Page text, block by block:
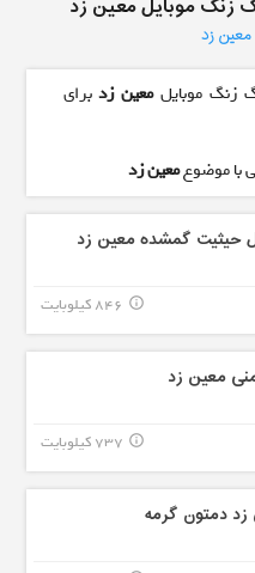
زنگ موبایل معین زد
معین زد
زنگ موبایلمعین زدبرای
با موضوعمعین زد
حیثیت گمشده معین زد
846 کیلوبایت info_outline
معین زد
737 کیلوبایت info_outline
دمتون گرمه